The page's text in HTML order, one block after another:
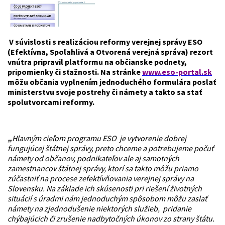
V súvislosti s realizáciou reformy verejnej správy ESO
(Efektívna, Spoľahlivá a Otvorená verejná správa) rezort
vnútra pripravil platformu na občianske podnety,
pripomienky či sťažnosti. Na stránkewww.eso-portal.sk
môžu občania vyplnením jednoduchého formulára poslať
ministerstvu svoje postrehy či námety a takto sa stať
spolutvorcami reformy.
„Hlavným cieľom programu ESO je vytvorenie dobrej
fungujúcej štátnej správy, preto chceme a potrebujeme počuť
námety od občanov, podnikateľov ale aj samotných
zamestnancov štátnej správy, ktorí sa takto môžu priamo
zúčastniť na procese zefektívňovania verejnej správy na
Slovensku. Na základe ich skúsenosti pri riešení životných
situácií s úradmi nám jednoduchým spôsobom môžu zaslať
námety na zjednodušenie niektorých služieb, pridanie
chýbajúcich či zrušenie nadbytočných úkonov zo strany štátu.